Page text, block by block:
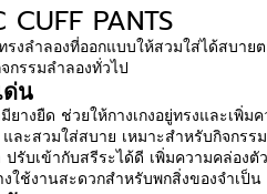
CUFF PANTS
ทรงลำลองที่ออกแบบให้สวมใส่ได้สบ
กรรมลำลองทั่วไป
น
างยืด ช่วยให้กางเกงอยู่ทรงและเพิ่ม
ละสวมใส่สบาย เหมาะสำหรับกิจกรร
ปรับเข้ากับสรีระได้ดี เพิ่มความคล่องตั
ใช้งานสะดวกสำหรับพกสิ่งของจำเป็น